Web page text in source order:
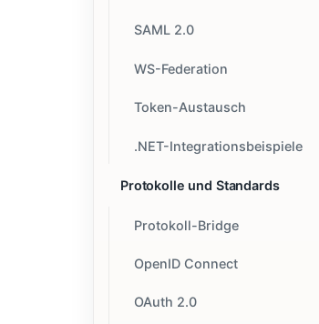
SAML 2.0
WS-Federation
Token-Austausch
.NET-Integrationsbeispiele
Protokolle und Standards
Protokoll-Bridge
OpenID Connect
OAuth 2.0